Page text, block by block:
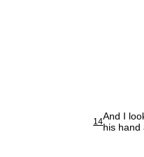
14And I
his hand